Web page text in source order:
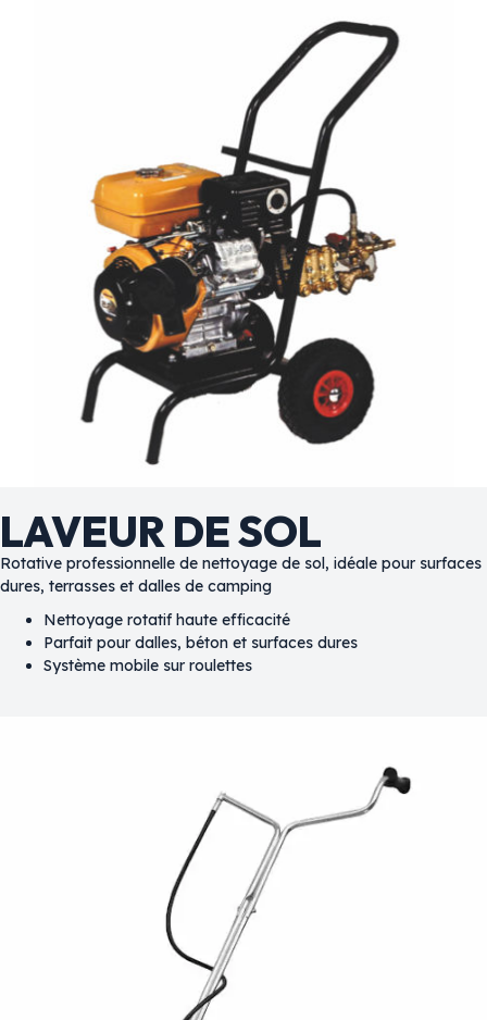
LAVEUR DE SOL
Rotative professionnelle de nettoyage de sol, idéale pour surfaces
dures, terrasses et dalles de camping
Nettoyage rotatif haute efficacité
Parfait pour dalles, béton et surfaces dures
Système mobile sur roulettes